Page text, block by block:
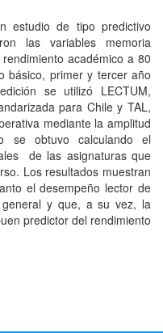
estudio de tipo predictivo
las variables memoria
académico a 80
básico, primer y tercer año
se utilizó LECTUM,
para Chile y TAL,
mediante la amplitud
se obtuvo calculando el
de las asignaturas que
Los resultados muestran
el desempeño lector de
y que, a su vez, la
predictor del rendimiento